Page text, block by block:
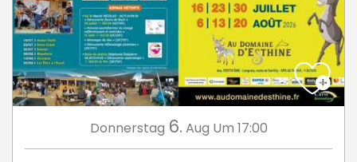
Donnerstag 6. Aug Um 17:00